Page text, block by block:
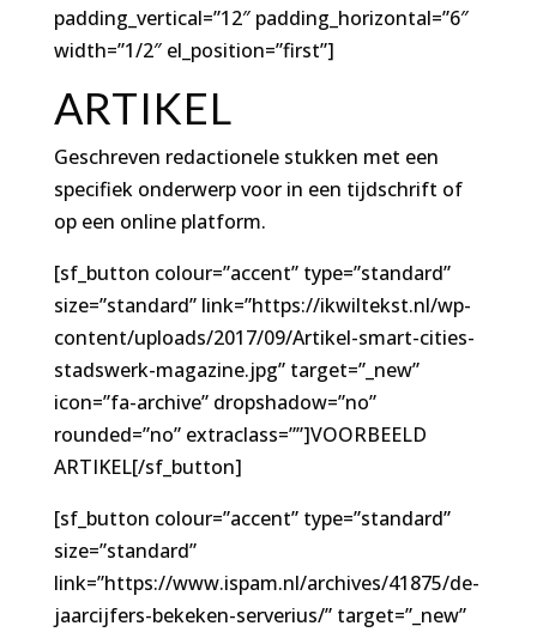
padding_vertical=”12″ padding_horizontal=”6″
width=”1/2″ el_position=”first”]
ARTIKEL
Geschreven redactionele stukken met een
specifiek onderwerp voor in een tijdschrift of
op een online platform.
[sf_button colour=”accent” type=”standard”
size=”standard” link=”https://ikwiltekst.nl/wp-
content/uploads/2017/09/Artikel-smart-cities-
stadswerk-magazine.jpg” target=”_new”
icon=”fa-archive” dropshadow=”no”
rounded=”no” extraclass=””]VOORBEELD
ARTIKEL[/sf_button]
[sf_button colour=”accent” type=”standard”
size=”standard”
link=”https://www.ispam.nl/archives/41875/de-
jaarcijfers-bekeken-serverius/” target=”_new”